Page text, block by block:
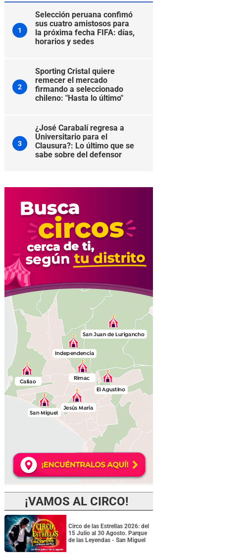
1
Selección peruana confimó
sus cuatro amistosos para
la próxima fecha FIFA: días,
horarios y sedes
2
Sporting Cristal quiere
remecer el mercado
firmando a seleccionado
chileno: "Hasta lo último"
3
¿José Carabalí regresa a
Universitario para el
Clausura?: Lo último que se
sabe sobre del defensor
¡VAMOS AL CIRCO!
Circo de las Estrellas 2026: del
15 Julio al 30 Agosto. Parque
de las Leyendas - San Miguel